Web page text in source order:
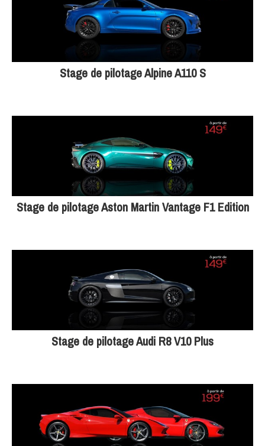
belles voitures du monde.
Retrouvez l'ensemble des calendriers, activité par activité,
dans la fiche du produit.
Stage de pilotage Alpine A110 S
Stage de pilotage Aston Martin Vantage F1 Edition
Stage de pilotage Audi R8 V10 Plus